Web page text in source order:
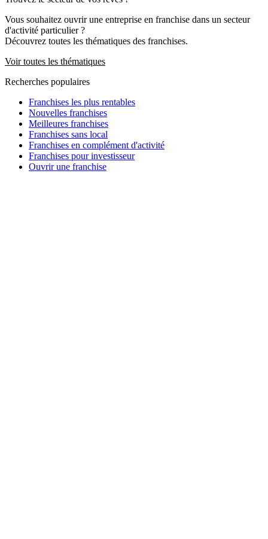
Vous souhaitez ouvrir une entreprise en franchise dans un secteur
d'activité particulier ?
Découvrez toutes les thématiques des franchises.
Voir toutes les thématiques
Recherches populaires
Franchises les plus rentables
Nouvelles franchises
Meilleures franchises
Franchises sans local
Franchises en complément d'activité
Franchises pour investisseur
Ouvrir une franchise